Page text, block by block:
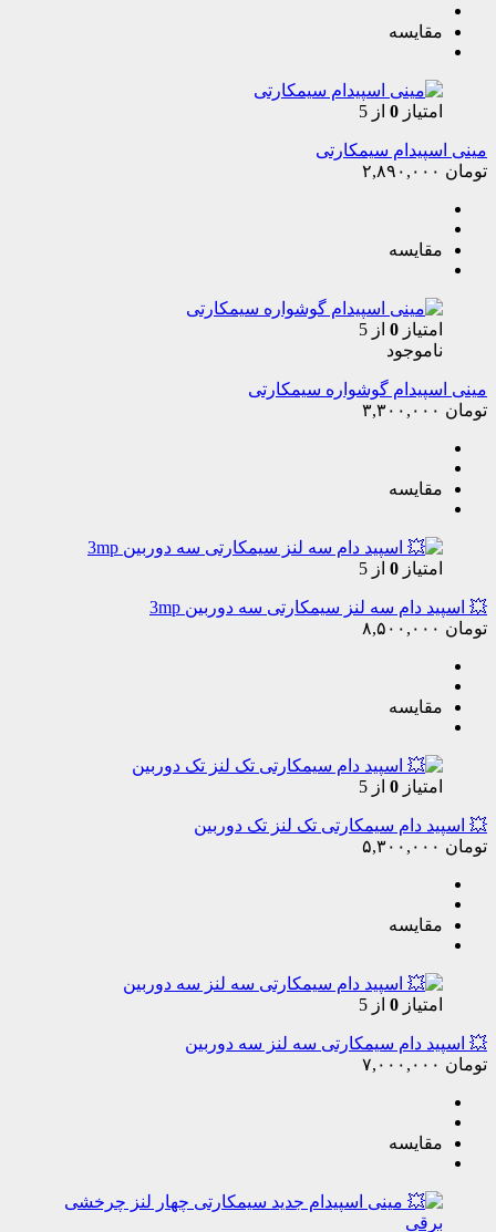
مقایسه
امتیاز 0 از 5
مینی اسپیدام سیمکارتی
تومان
مقایسه
امتیاز 0 از 5
ناموجود
مینی اسپیدام گوشواره سیمکارتی
تومان
مقایسه
امتیاز 0 از 5
💥 اسپید دام سه لنز سیمکارتی سه دوربین 3mp
تومان
مقایسه
امتیاز 0 از 5
💥 اسپید دام سیمکارتی تک لنز تک دوربین
تومان
مقایسه
امتیاز 0 از 5
💥 اسپید دام سیمکارتی سه لنز سه دوربین
تومان
مقایسه